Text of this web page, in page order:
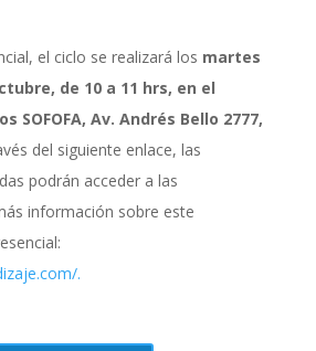
el ciclo se realizará los martes
de 10 a 11 hrs, en el
SOFOFA, Av. Andrés Bello 2777,
del siguiente enlace, las
podrán acceder a las
información sobre este
.